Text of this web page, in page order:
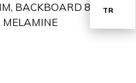
TR
BACKBOARD 8
MELAMINE